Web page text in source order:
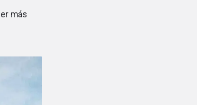
más